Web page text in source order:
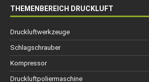
THEMENBEREICH DRUCKLUFT
Druckluftwerkzeuge
Schlagschrauber
Kompressor
Druckluftpoliermaschine